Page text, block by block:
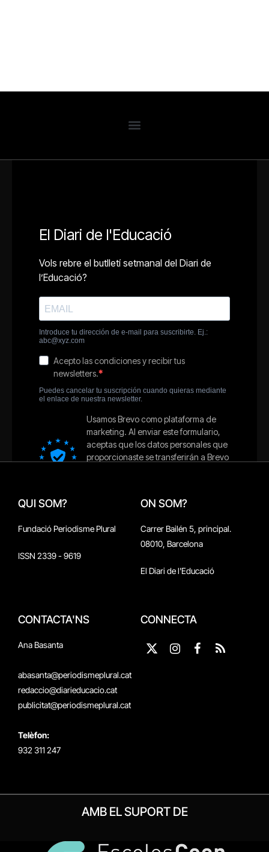
QUI SOM?
Fundació Periodisme Plural
ISSN 2339 - 9619
ON SOM?
Carrer Bailén 5, principal.
08010, Barcelona
El Diari de l'Educació
CONTACTA'NS
Ana Basanta
abasanta@periodismeplural.cat
redaccio@diarieducacio.cat
publicitat@periodismeplural.cat
Telèfon:
932 311 247
CONNECTA
X
Instagram
Facebook
RSS
AMB EL SUPORT DE